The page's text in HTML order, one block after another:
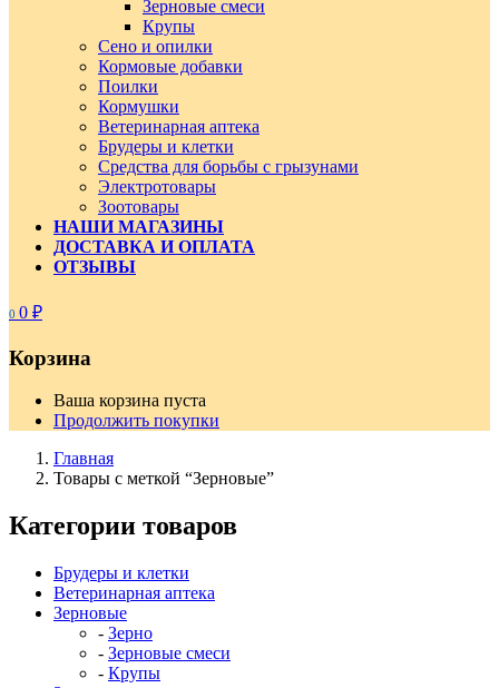
Зерновые смеси
Крупы
Сено и опилки
Кормовые добавки
Поилки
Кормушки
Ветеринарная аптека
Брудеры и клетки
Средства для борьбы с грызунами
Электротовары
Зоотовары
НАШИ МАГАЗИНЫ
ДОСТАВКА И ОПЛАТА
ОТЗЫВЫ
0 0 ₽
Корзина
Ваша корзина пуста
Продолжить покупки
Главная
Товары с меткой “Зерновые”
Категории товаров
Брудеры и клетки
Ветеринарная аптека
Зерновые
Зерно
Зерновые смеси
Крупы